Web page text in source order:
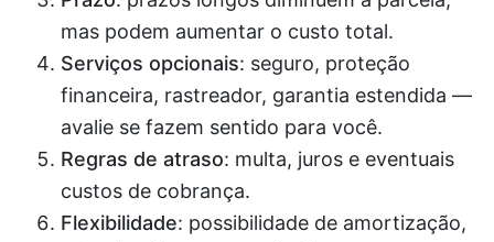
mas podem aumentar o custo total.
Serviços opcionais: seguro, proteção
financeira, rastreador, garantia estendida —
avalie se fazem sentido para você.
Regras de atraso: multa, juros e eventuais
custos de cobrança.
Flexibilidade: possibilidade de amortização,